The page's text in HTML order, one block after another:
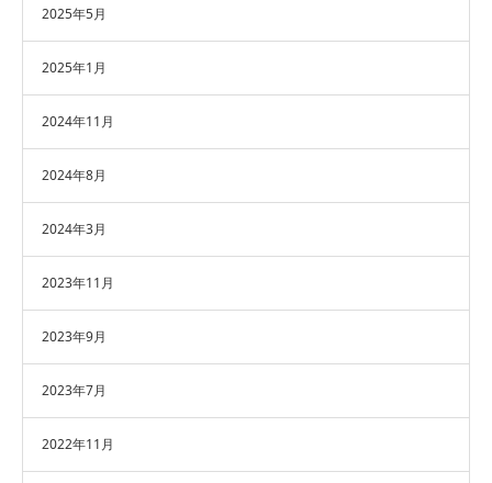
2025年5月
2025年1月
2024年11月
2024年8月
2024年3月
2023年11月
2023年9月
2023年7月
2022年11月